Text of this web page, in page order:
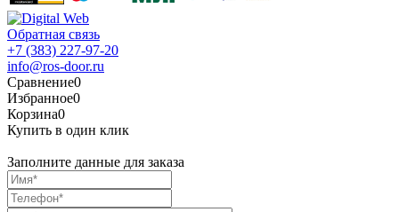
Обратная связь
+7 (383) 227-97-20
info@ros-door.ru
Сравнение0
Избранное0
Корзина0
Купить в один клик
Заполните данные для заказа